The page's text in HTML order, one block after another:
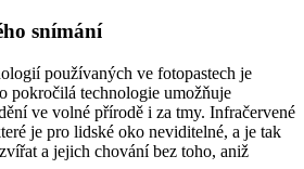
snímání
používaných ve fotopastech je
pokročilá technologie umožňuje
ve volné přírodě i za tmy. Infračervené
je pro lidské oko neviditelné, a je tak
a jejich chování bez toho, aniž